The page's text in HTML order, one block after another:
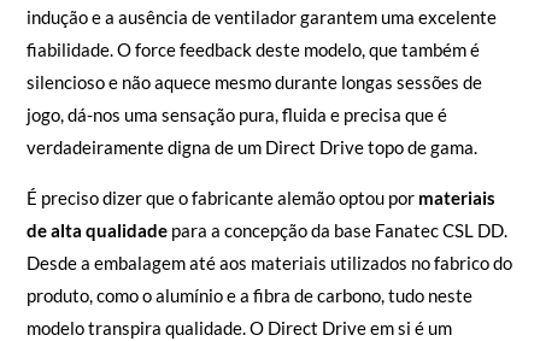
indução e a ausência de ventilador garantem uma excelente
fiabilidade. O force feedback deste modelo, que também é
silencioso e não aquece mesmo durante longas sessões de
jogo, dá-nos uma sensação pura, fluida e precisa que é
verdadeiramente digna de um Direct Drive topo de gama.
É preciso dizer que o fabricante alemão optou por materiais
de alta qualidadepara a concepção da base Fanatec CSL DD.
Desde a embalagem até aos materiais utilizados no fabrico do
produto, como o alumínio e a fibra de carbono, tudo neste
modelo transpira qualidade. O Direct Drive em si é um